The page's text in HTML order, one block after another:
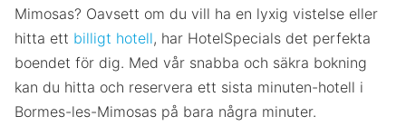
Mimosas? Oavsett om du vill ha en lyxig vistelse eller
hitta ett billigt hotell, har HotelSpecials det perfekta
boendet för dig. Med vår snabba och säkra bokning
kan du hitta och reservera ett sista minuten-hotell i
Bormes-les-Mimosas på bara några minuter.